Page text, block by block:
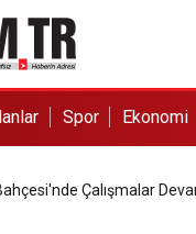
Spor Ekonomi
Çalışmalar